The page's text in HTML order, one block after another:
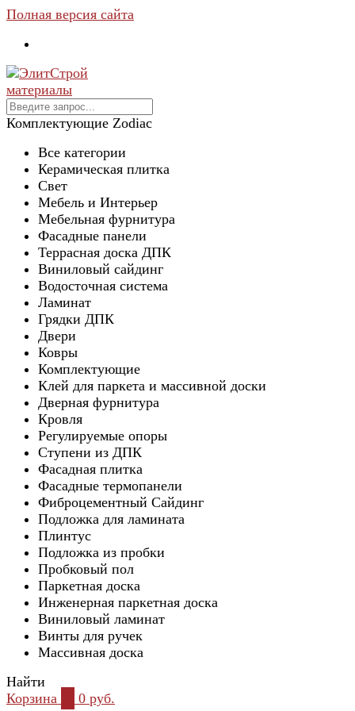
Полная версия сайта
Комплектующие Zodiac
Все категории
Керамическая плитка
Свет
Мебель и Интерьер
Мебельная фурнитура
Фасадные панели
Террасная доска ДПК
Виниловый сайдинг
Водосточная система
Ламинат
Грядки ДПК
Двери
Ковры
Комплектующие
Клей для паркета и массивной доски
Дверная фурнитура
Кровля
Регулируемые опоры
Ступени из ДПК
Фасадная плитка
Фасадные термопанели
Фиброцементный Сайдинг
Подложка для ламината
Плинтус
Подложка из пробки
Пробковый пол
Паркетная доска
Инженерная паркетная доска
Виниловый ламинат
Винты для ручек
Массивная доска
Найти
Корзина
0 руб.